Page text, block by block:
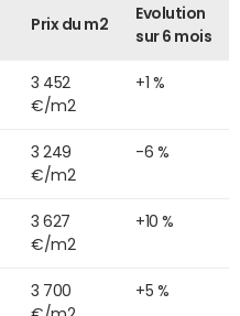
Prix du m2
Evolution
sur 6 mois
3 452
€/m2
+1 %
3 249
€/m2
-6 %
3 627
€/m2
+10 %
3 700
+5 %